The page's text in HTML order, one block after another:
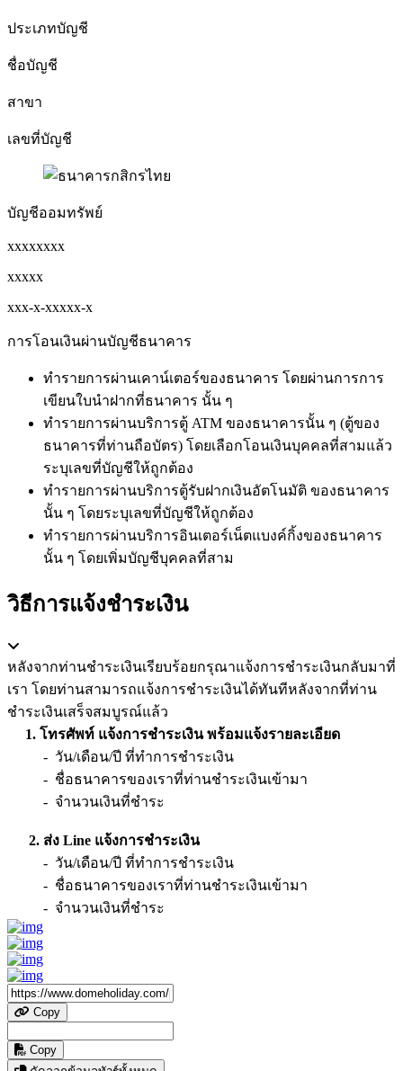
ประเภทบัญชี
ชื่อบัญชี
สาขา
เลขที่บัญชี
บัญชีออมทรัพย์
xxxxxxxx
xxxxx
xxx-x-xxxxx-x
การโอนเงินผ่านบัญชีธนาคาร
ทำรายการผ่านเคาน์เตอร์ของธนาคาร โดยผ่านการการ
เขียนใบนำฝากที่ธนาคาร นั้น ๆ
ทำรายการผ่านบริการตู้ ATM ของธนาคารนั้น ๆ (ตู้ของ
ธนาคารที่ท่านถือบัตร) โดยเลือกโอนเงินบุคคลที่สามแล้ว
ระบุเลขที่บัญชีให้ถูกต้อง
ทำรายการผ่านบริการตู้รับฝากเงินอัตโนมัติ ของธนาคาร
นั้น ๆ โดยระบุเลขที่บัญชีให้ถูกต้อง
ทำรายการผ่านบริการอินเตอร์เน็ตแบงค์กิ้งของธนาคาร
นั้น ๆ โดยเพิ่มบัญชีบุคคลที่สาม
วิธีการแจ้งชำระเงิน
หลังจากท่านชำระเงินเรียบร้อยกรุณาแจ้งการชำระเงินกลับมาที่
เรา โดยท่านสามารถแจ้งการชำระเงินได้ทันทีหลังจากที่ท่าน
ชำระเงินเสร็จสมบูรณ์แล้ว
1. โทรศัพท์ แจ้งการชำระเงิน พร้อมแจ้งรายละเอียด
- วัน/เดือน/ปี ที่ทำการชำระเงิน
- ชื่อธนาคารของเราที่ท่านชำระเงินเข้ามา
- จำนวนเงินที่ชำระ
2. ส่ง Line แจ้งการชำระเงิน
- วัน/เดือน/ปี ที่ทำการชำระเงิน
- ชื่อธนาคารของเราที่ท่านชำระเงินเข้ามา
- จำนวนเงินที่ชำระ
Copy
Copy